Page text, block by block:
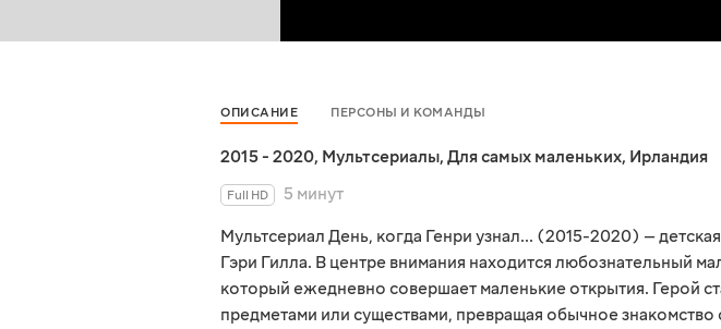
ОПИСАНИЕ ПЕРСОНЫ И КОМАНДЫ
2015 - 2020, Мультсериалы, Для самых маленьких, Ирландия
Full HD
5 минут
Мультсериал День, когда Генри узнал... (2015-2020) —
Гэри Гилла. В центре внимания находится любознательный
который ежедневно совершает маленькие открытия. Герой
предметами или существами, превращая обычное знакомство